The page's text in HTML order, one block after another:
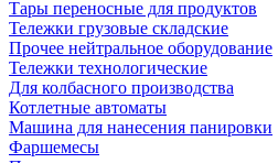
Тары переносные для продуктов
Тележки грузовые складские
Прочее нейтральное оборудование
Тележки технологические
Для колбасного производства
Котлетные автоматы
Машина для нанесения панировки
Фаршемесы